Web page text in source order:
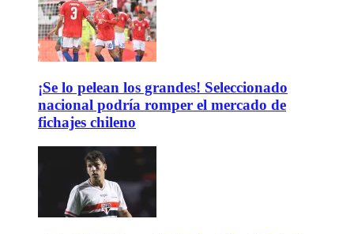
¡Se lo pelean los grandes! Seleccionado
nacional podría romper el mercado de
fichajes chileno